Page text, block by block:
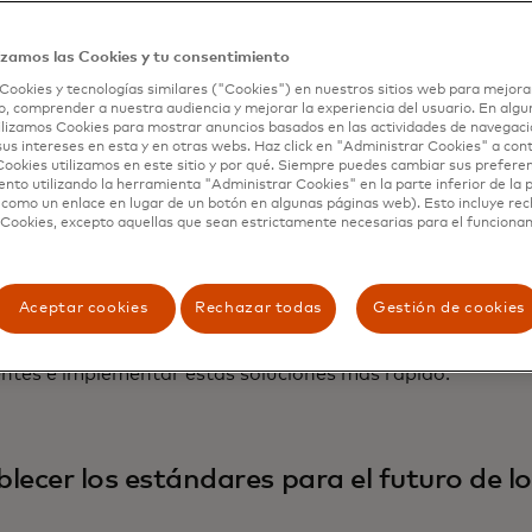
de agentes: Una forma sencilla para que aquellos que
para agentes identifiquen a sus agentes y
Mastercard habilitados para IA.
Tokens: Una forma segura y controlada para que los
información autorizada de Mastercard. A medida que
agente, Insight Tokens permitirá a los consumidores
experiencias e información más personalizadas
se basan en la tecnología Mastercard ya respaldada por
de consultoría de agentes: soporte experto para
comerciantes y facilitadores de IA a diseñar
e implementar estas soluciones más rápido.
los estándares para el futuro de
las Cookies y tu consentimiento
y tecnologías similares ("Cookies") en nuestros sitios web para
comprender a nuestra audiencia y mejorar la experiencia del usuario. En
Cookies para mostrar anuncios basados ​​en las actividades de
intereses en esta y en otras webs. Haz click en "Administrar Cookies" a
utilizamos en este sitio y por qué. Siempre puedes cambiar sus
utilizando la herramienta "Administrar Cookies" en la parte inferior de la
un enlace en lugar de un botón en algunas páginas web). Esto incluye
excepto aquellas que sean estrictamente necesarias para el
Aceptar cookies Rechazar todas Gestión de cookies